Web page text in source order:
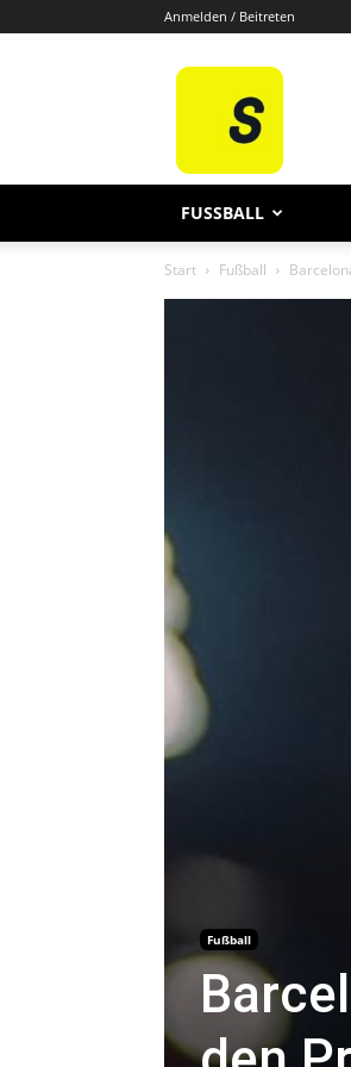
Anmelden / Beitreten
Sporten
FUSSBALL
Start Fußball
Fußball